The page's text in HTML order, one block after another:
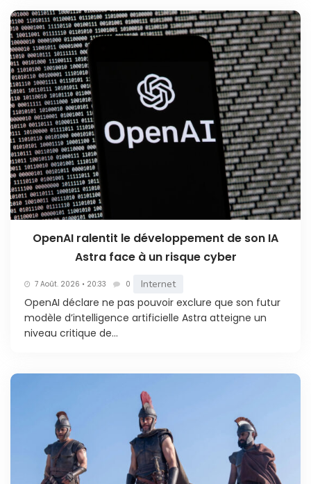
OpenAI ralentit le développement de son IA
Astra face à un risque cyber
7 Août. 2026 • 20:33 0 Internet
OpenAI déclare ne pas pouvoir exclure que son futur
modèle d’intelligence artificielle Astra atteigne un
niveau critique de...